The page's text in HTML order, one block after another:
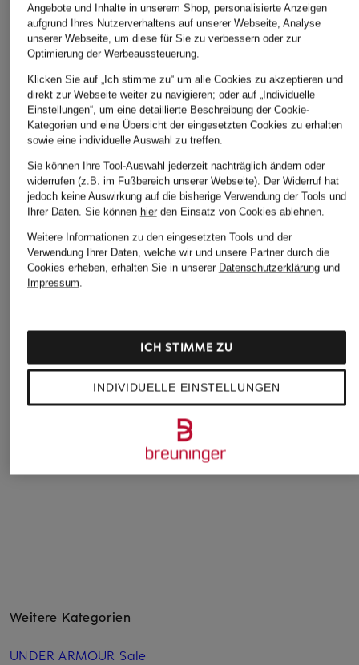
adidas
25 €
Nike
T-Shirt ONE CLASSIC
34,99 €
adidas
T-Shirt ESSENTIALS
3-STREIFEN
Weitere Kategorien
UNDER ARMOUR Sale
Angebote und Inhalte in unserem Shop, personalisierte Anzeigen
aufgrund Ihres Nutzerverhaltens auf unserer Webseite, Analyse
unserer Webseite, um diese für Sie zu verbessern oder zur
Optimierung der Werbeaussteuerung.
Klicken Sie auf „Ich stimme zu“ um alle Cookies zu akzeptieren und
direkt zur Webseite weiter zu navigieren; oder auf „Individuelle
Einstellungen“, um eine detaillierte Beschreibung der Cookie-
Kategorien und eine Übersicht der eingesetzten Cookies zu erhalten
sowie eine individuelle Auswahl zu treffen.
Sie können Ihre Tool-Auswahl jederzeit nachträglich ändern oder
widerrufen (z.B. im Fußbereich unserer Webseite). Der Widerruf hat
jedoch keine Auswirkung auf die bisherige Verwendung der Tools und
Ihrer Daten. Sie können hierden Einsatz von Cookies ablehnen.
Weitere Informationen zu den eingesetzten Tools und der
Verwendung Ihrer Daten, welche wir und unsere Partner durch die
Cookies erheben, erhalten Sie in unserer Datenschutzerklärungund
Impressum.
INDIVIDUELLE EINSTELLUNGEN
ICH STIMME ZU